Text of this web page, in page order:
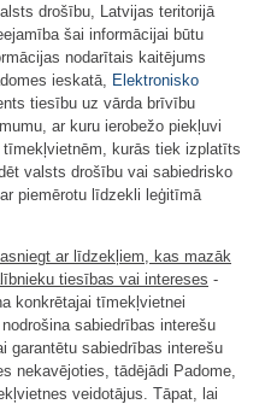
drošību, Latvijas teritorijā
šai informācijai būtu
nodarītais kaitējums
ieskatā, Elektronisko
tiesību uz vārda brīvību
ar kuru ierobežo piekļuvi
kurās tiek izplatīts
valsts drošību vai sabiedrisko
piemērotu līdzekli leģitīmā
ar līdzekļiem, kas mazāk
tiesības vai intereses -
konkrētajai tīmekļvietnei
sabiedrības interešu
garantētu sabiedrības interešu
nekavējoties, tādējādi Padome,
veidotājus. Tāpat, lai